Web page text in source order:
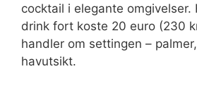
cocktail i elegante omgivelser.
drink fort koste 20 euro (230
handler om settingen –
havutsikt.